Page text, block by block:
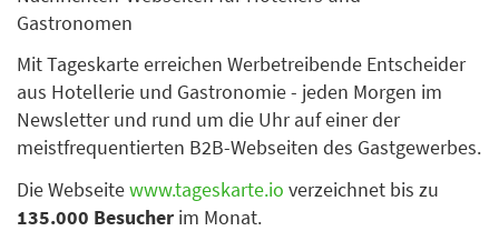
Gastronomen
Mit Tageskarte erreichen Werbetreibende Entscheider
aus Hotellerie und Gastronomie - jeden Morgen im
Newsletter und rund um die Uhr auf einer der
meistfrequentierten B2B-Webseiten des Gastgewerbes.
Die Webseitewww.tageskarte.io verzeichnet bis zu
135.000 Besucher im Monat.